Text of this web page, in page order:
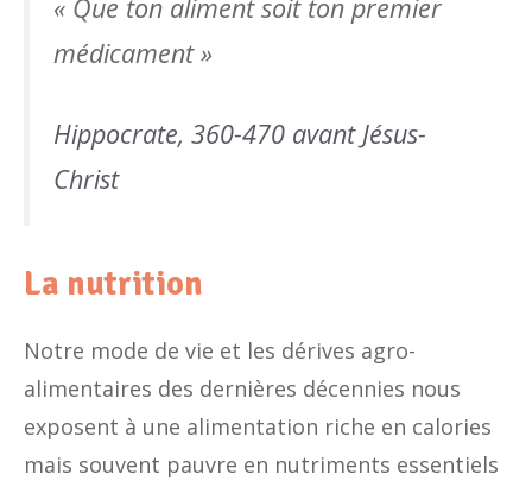
« Que ton aliment soit ton premier
médicament »
Hippocrate, 360-470 avant Jésus-
Christ
La nutrition
Notre mode de vie et les dérives agro-
alimentaires des dernières décennies nous
exposent à une alimentation riche en calories
mais souvent pauvre en nutriments essentiels